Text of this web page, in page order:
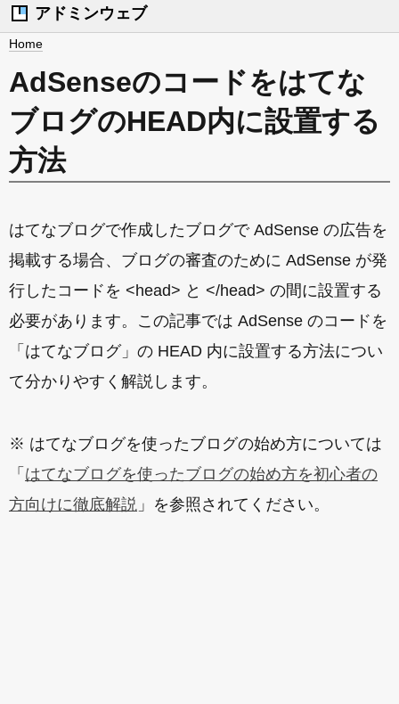
アドミンウェブ
Home
AdSenseのコードをはてな
ブログのHEAD内に設置する
方法
はてなブログで作成したブログで AdSense の広告を
掲載する場合、ブログの審査のために AdSense が発
行したコードを <head> と </head> の間に設置する
必要があります。この記事では AdSense のコードを
「はてなブログ」の HEAD 内に設置する方法につい
て分かりやすく解説します。
※ はてなブログを使ったブログの始め方については
「 はてなブログを使ったブログの始め方を初心者の
方向けに徹底解説 」を参照されてください。